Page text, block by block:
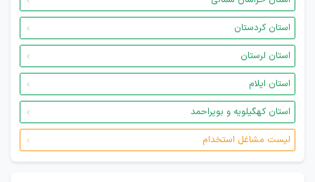
استان کردستان
استان لرستان
استان ایلام
استان کهگیلویه و بویراحمد
لیست مشاغل استخدام